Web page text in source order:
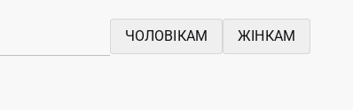
ЧОЛОВІКАМ ЖІНКАМ